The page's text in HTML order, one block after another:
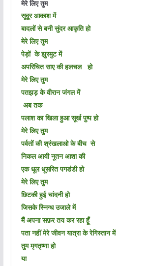
मेरे लिए तुम
सूदूर आकाश में
बादलों से बनी सुंदर आकृति हो
मेरे लिए तुम
पेड़ों के झुरमुट में
अपरिचित साए की हलचल हो
मेरे लिए तुम
पतझड़ के वीरान जंगल में
अब तक
पलाश का खिला हुआ सूर्ख पुष्प हो
मेरे लिए तुम
पर्वतों की श्रंखलाओ के बीच से
निकल आयी नूतन आशा की
एक धूल धूसरित पगडंडी हो
मेरे लिए तुम
छिटकी हुई चांदनी हो
जिसके स्निग्ध उजाले में
मैं अपना सफ़र तय कर रहा हूँ
पतानहीं मेरे जीवन यात्रा के रेगिस्तान में
तुम मृगतृष्णा हो
या